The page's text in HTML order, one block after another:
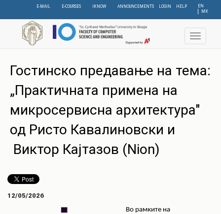
content
EN
МК
E-MAIL E-COURSES IKNOW ANNOUNCEMENTS LOGIN HELP
Toggle
Гостинско предавање на тема:
„Практичната примена на
микросервисна архитектура"
од Ристо Кавалиновски и
Виктор Кајтазов (Nion)
12/05/2026
Во рамките на